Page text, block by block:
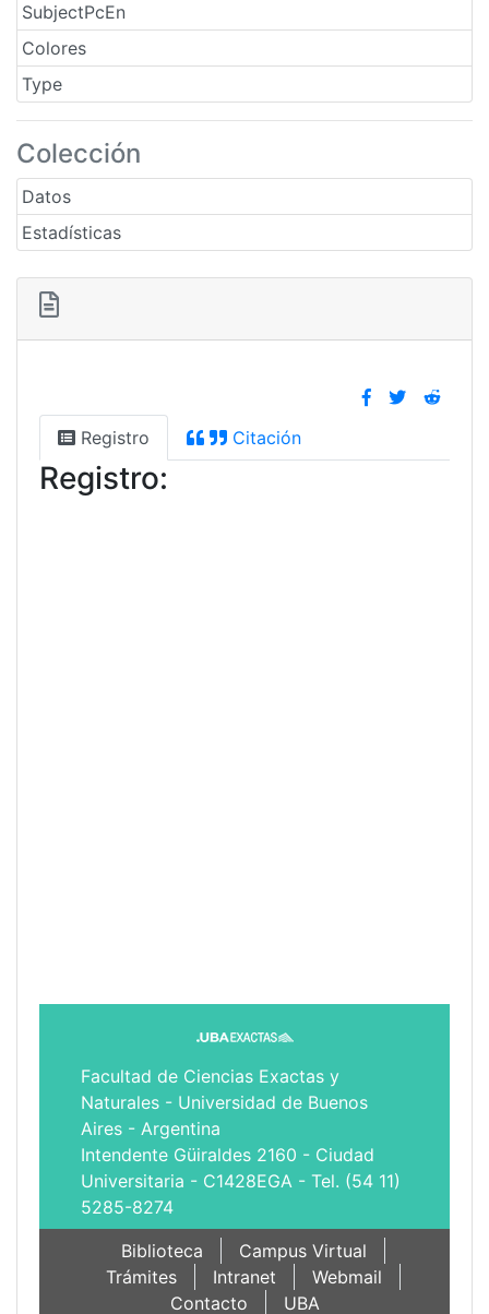
SubjectPcEn
Colores
Type
Colección
Datos
Estadísticas
Registro Citación
Registro:
Facultad de Ciencias Exactas y
Naturales - Universidad de Buenos
Aires - Argentina
Intendente Güiraldes 2160 - Ciudad
Universitaria - C1428EGA - Tel. (54 11)
5285-8274
Biblioteca
Campus Virtual
Trámites
Intranet
Webmail
Contacto
UBA